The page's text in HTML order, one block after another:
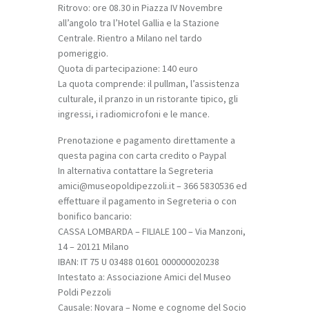
Ritrovo: ore 08.30 in Piazza IV Novembre
all’angolo tra l’Hotel Gallia e la Stazione
Centrale. Rientro a Milano nel tardo
pomeriggio.
Quota di partecipazione: 140 euro
La quota comprende: il pullman, l’assistenza
culturale, il pranzo in un ristorante tipico, gli
ingressi, i radiomicrofoni e le mance.
Prenotazione e pagamento direttamente a
questa pagina con carta credito o Paypal
In alternativa contattare la Segreteria
amici@museopoldipezzoli.it – 366 5830536 ed
effettuare il pagamento in Segreteria o con
bonifico bancario:
CASSA LOMBARDA – FILIALE 100 – Via Manzoni,
14 – 20121 Milano
IBAN: IT 75 U 03488 01601 000000020238
Intestato a: Associazione Amici del Museo
Poldi Pezzoli
Causale: Novara – Nome e cognome del Socio